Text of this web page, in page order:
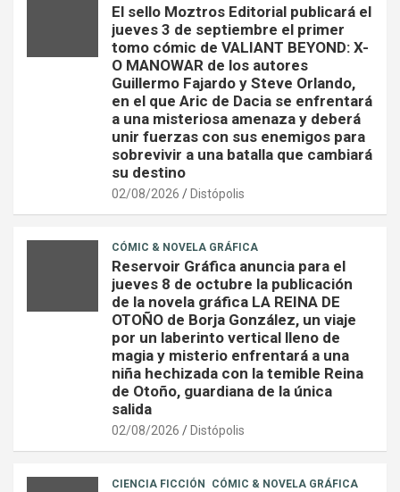
El sello Moztros Editorial publicará el
jueves 3 de septiembre el primer
tomo cómic de VALIANT BEYOND: X-
O MANOWAR de los autores
Guillermo Fajardo y Steve Orlando,
en el que Aric de Dacia se enfrentará
a una misteriosa amenaza y deberá
unir fuerzas con sus enemigos para
sobrevivir a una batalla que cambiará
su destino
02/08/2026 Distópolis
CÓMIC & NOVELA GRÁFICA
Reservoir Gráfica anuncia para el
jueves 8 de octubre la publicación
de la novela gráfica LA REINA DE
OTOÑO de Borja González, un viaje
por un laberinto vertical lleno de
magia y misterio enfrentará a una
niña hechizada con la temible Reina
de Otoño, guardiana de la única
salida
02/08/2026 Distópolis
CIENCIA FICCIÓN CÓMIC & NOVELA GRÁFICA